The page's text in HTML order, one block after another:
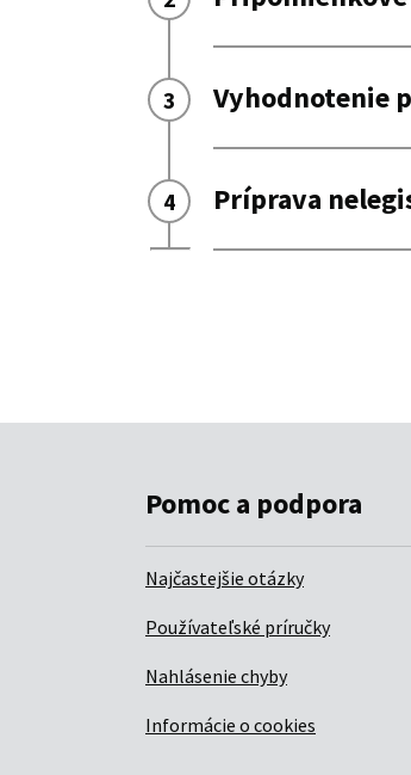
Pomoc a podpora
Najčastejšie otázky
Používateľské príručky
Nahlásenie chyby
Informácie o cookies